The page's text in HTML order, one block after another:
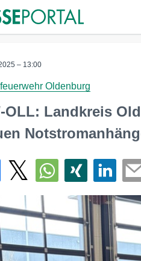
– 13:00
Oldenburg
OLL: Landkreis